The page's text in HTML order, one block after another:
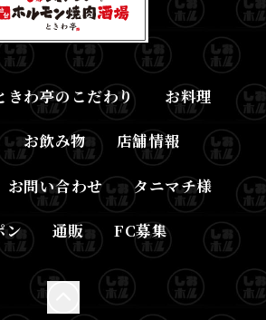
きわ亭のこだわり お料理
お飲み物 店舗情報
お問い合わせ タニマチ様
ン 通販 FC募集